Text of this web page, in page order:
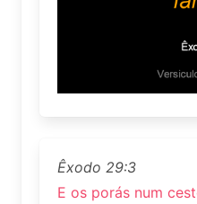
Êxodo 29:3
E os porás num